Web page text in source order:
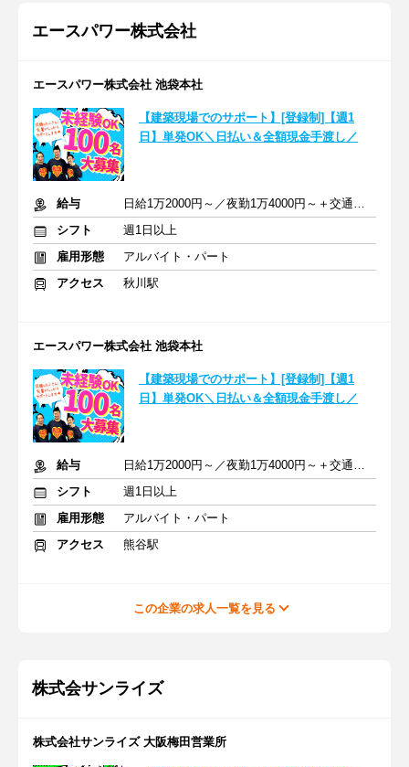
エースパワー株式会社
エースパワー株式会社 池袋本社
【建築現場でのサポート】[登録制]【週1
日】単発OK＼日払い＆全額現金手渡し／
給与
日給1万2000円～／夜勤1万4000円～＋交通費＋各種手当
シフト
週1日以上
雇用形態
アルバイト・パート
アクセス
秋川駅
エースパワー株式会社 池袋本社
【建築現場でのサポート】[登録制]【週1
日】単発OK＼日払い＆全額現金手渡し／
給与
日給1万2000円～／夜勤1万4000円～＋交通費＋各種手当
シフト
週1日以上
雇用形態
アルバイト・パート
アクセス
熊谷駅
この企業の求人一覧を見る
株式会サンライズ
株式会社サンライズ 大阪梅田営業所